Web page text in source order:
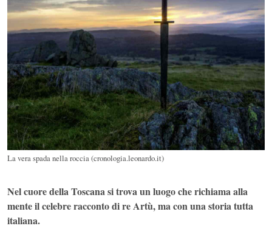
La vera spada nella roccia (cronologia.leonardo.it)
Nel cuore della Toscana si trova un luogo che richiama alla
mente il celebre racconto di re Artù, ma con una storia tutta
italiana.